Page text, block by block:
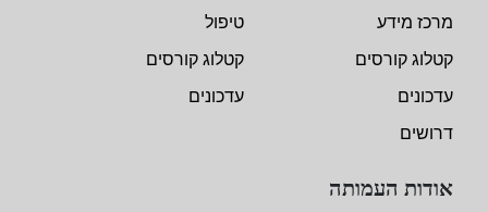
אודות העמותה
מרכז מידע
קטלוג קורסים
עדכונים
דרושים
טיפול
קטלוג קורסים
עדכונים